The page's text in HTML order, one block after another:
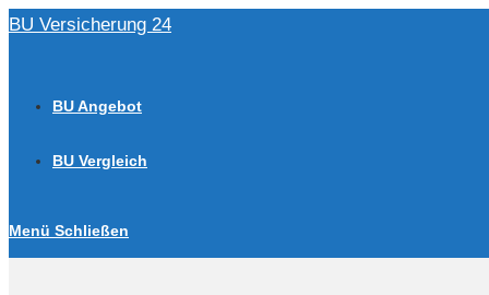
Zum
BU Versicherung 24
BU Angebot
BU Vergleich
Menü Schließen